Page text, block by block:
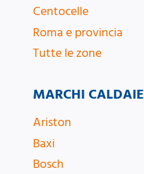
Centocelle
Roma e provincia
Tutte le zone
MARCHI CALDAIE
Ariston
Baxi
Bosch